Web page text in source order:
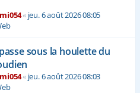
« jeu. 6 août 2026 08:05
sous la houlette du
« jeu. 6 août 2026 08:03